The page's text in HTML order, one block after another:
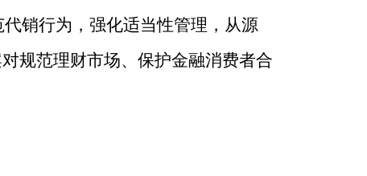
销行为，强化适当性管理，从源
规范理财市场、保护金融消费者合